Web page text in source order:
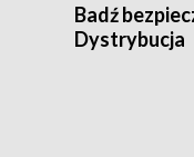
Badź
Dystrybucja